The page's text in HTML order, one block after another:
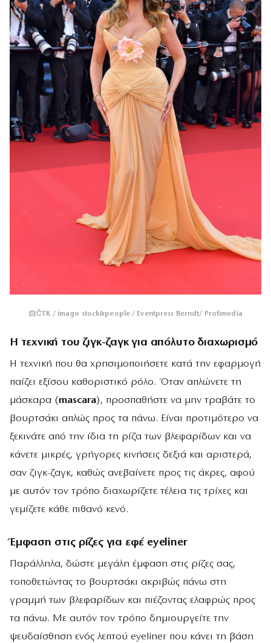
ČTK / imago stock&people / Eventpress Berndt/ Profimedia
Η τεχνική του ζιγκ-ζαγκ για απόλυτο διαχωρισμό
Η τεχνική που θα χρησιμοποιήσετε κατά την εφαρμογή
παίζει εξίσου καθοριστικό ρόλο. Όταν απλώνετε τη
μάσκαρα (mascara), προσπαθήστε να μην τραβάτε το
βουρτσάκι απλώς προς τα πάνω. Είναι προτιμότερο να
ξεκινάτε από την ίδια τη ρίζα των βλεφαρίδων και να
κάνετε μικρές, γρήγορες κινήσεις δεξιά και αριστερά,
σαν ζιγκ-ζαγκ, καθώς ανεβαίνετε προς τις άκρες, αφού
με αυτόν τον τρόπο διαχωρίζετε τέλεια τις τρίχες και
γεμίζετε κάθε πιθανό κενό.
Έμφαση στις ρίζες για εφέ eyeliner
Παράλληλα, δώστε μεγάλη έμφαση στις ρίζες σας,
τοποθετώντας το βουρτσάκι ακριβώς πάνω στη
γραμμή των βλεφαρίδων και πιέζοντας ελαφρώς προς
τα πάνω. Με αυτόν τον τρόπο δημιουργείτε την
ψευδαίσθηση ενός λεπτού eyeliner που κάνει τη βάση